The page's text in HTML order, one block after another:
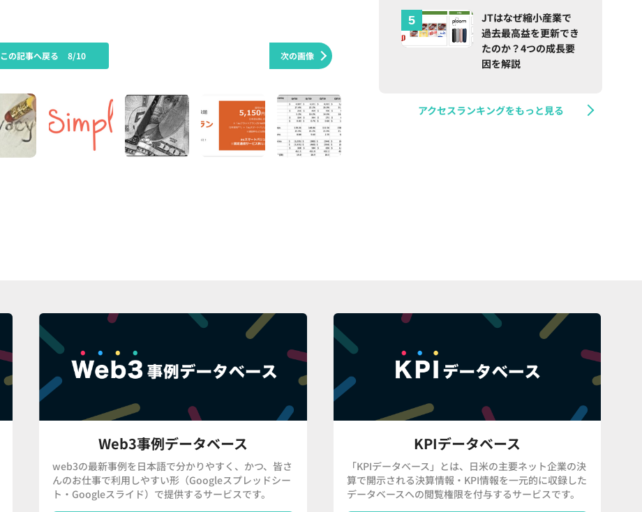
次の画像
この記事へ戻る 8/10
JTはなぜ縮小産業で
過去最高益を更新でき
たのか？4つの成長要
因を解説
アクセスランキングをもっと見る
Web3事例データベース
web3の最新事例を日本語で分かりやすく、かつ、皆さ
んのお仕事で利用しやすい形（Googleスプレッドシー
ト・Googleスライド）で提供するサービスです。
KPIデータベース
「KPIデータベース」とは、日米の主要ネット企業の決
算で開示される決算情報・KPI情報を一元的に収録した
データベースへの閲覧権限を付与するサービスです。